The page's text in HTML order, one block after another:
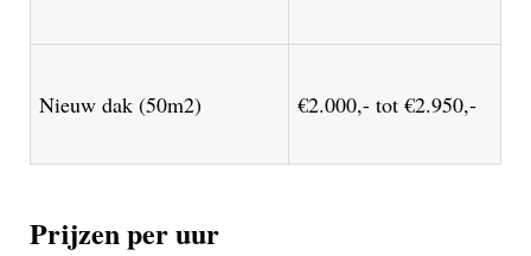
Nieuw dak (50m2) €2.000,- tot €2.950,-
Prijzen per uur